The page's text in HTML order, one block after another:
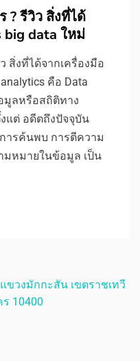
? รีวิว สิ่งที่ได้
big data ใหม่
สิ่งที่ได้จากเครื่องมือ
คือ Data
มูลหรือสถิติทาง
แต่ อดีตถึงปัจจุบัน
ารค้นพบ การตีความ
มหมายในข้อมูล เป็น
ขวงมักกะสัน เขตราชเทวี
10400